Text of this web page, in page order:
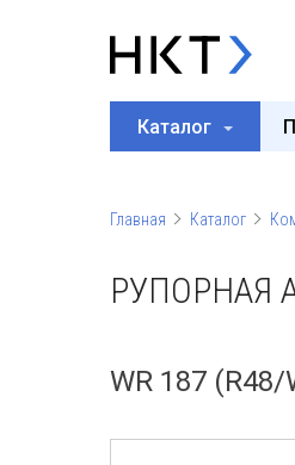
Каталог
Главная Каталог
РУПОРНАЯ
WR 187 (R48/